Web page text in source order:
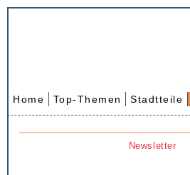
Home Top-Themen Stadtteile
Newsletter